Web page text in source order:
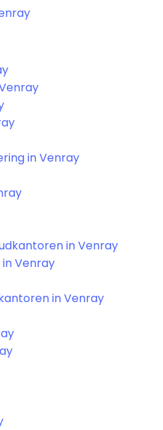
in Venray
in Venray
Venray
in Venray